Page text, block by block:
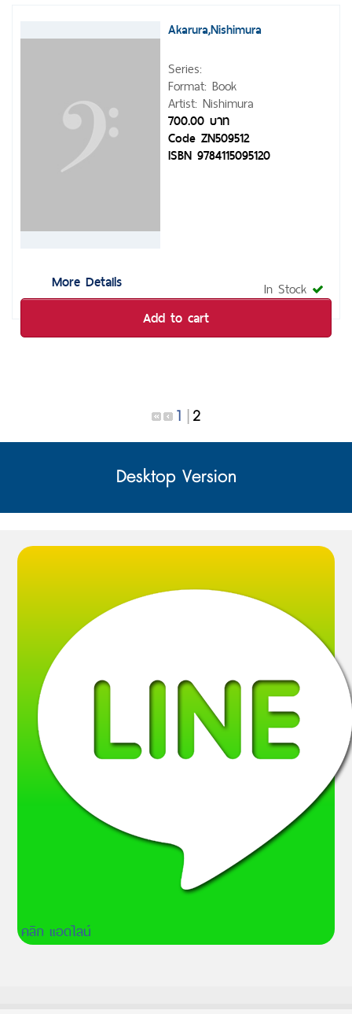
More Details
Akarura,Nishimura
Series:
Format: Book
Artist: Nishimura
700.00 บาท
Code ZN509512
ISBN 9784115095120
In Stock
Add to cart
1 | 2
Desktop Version
คลิก แอดไลน์